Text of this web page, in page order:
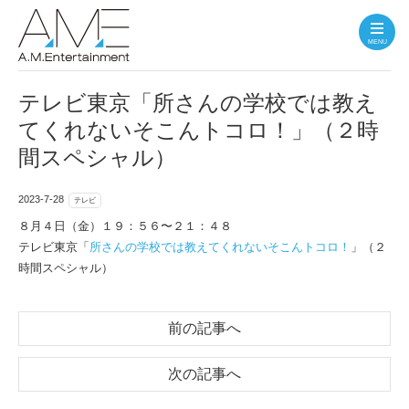
MENU
テレビ東京「所さんの学校では教え
てくれないそこんトコロ！」（２時
間スペシャル）
2023-7-28 テレビ
８月４日（金）１９：５６〜２１：４８
テレビ東京「 所さんの学校では教えてくれないそこんトコロ！ 」（２
時間スペシャル）
前の記事へ
次の記事へ